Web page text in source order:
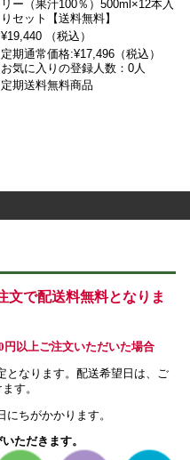
リー（果汁100％）500ml×12本入
りセット【送料無料】
¥19,440 （税込）
定期通常価格:¥17,496（税込）
お気に入りの登録人数：0人
定期送料無料商品